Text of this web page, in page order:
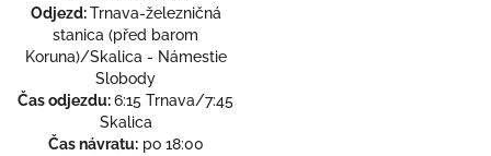
Odjezd:Trnava-železničná
stanica (před barom
Koruna)/Skalica - Námestie
Slobody
Čas odjezdu:6:15 Trnava/7:45
Skalica
Čas návratu:po 18:00